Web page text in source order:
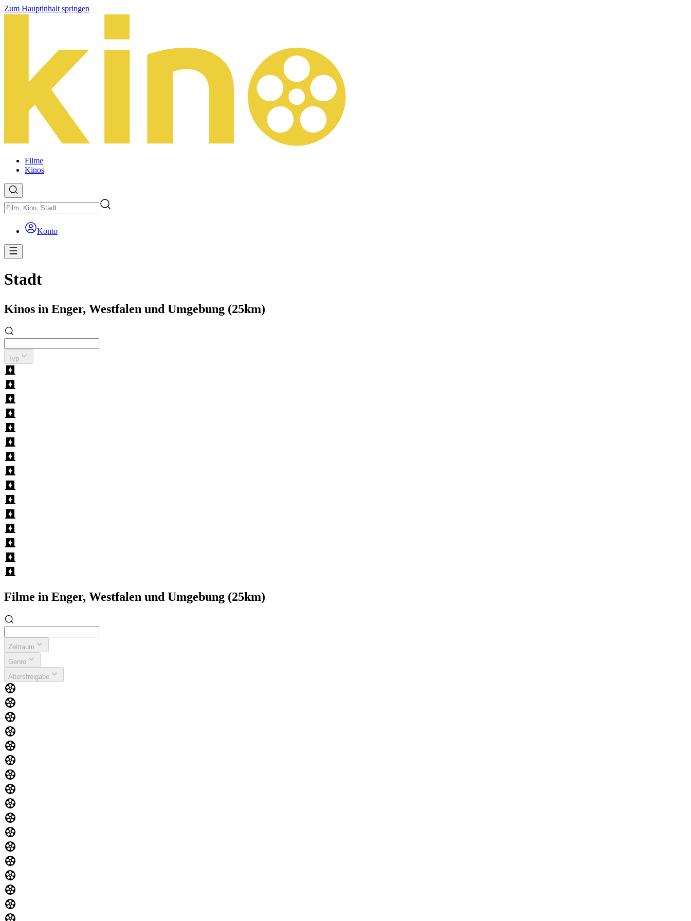
Zum Hauptinhalt springen
Filme
Kinos
Konto
Stadt
Kinos in Enger, Westfalen und Umgebung (25km)
Typ
Filme in Enger, Westfalen und Umgebung (25km)
Zeitraum
Genre
Altersfreigabe